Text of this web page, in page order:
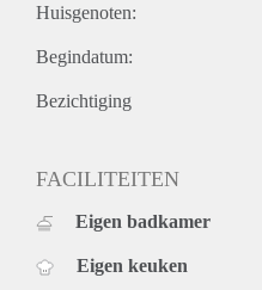
Huisgenoten:
Begindatum:
Bezichtiging
FACILITEITEN
Eigen badkamer
Eigen keuken